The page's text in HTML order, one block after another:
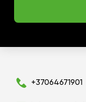
+37064671901